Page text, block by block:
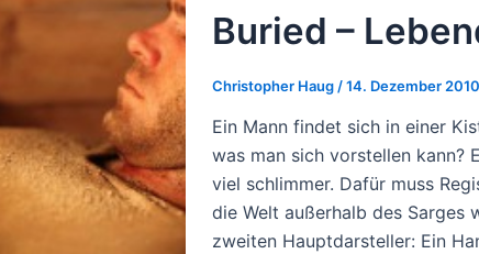
Buried –
Christopher Haug /14. Dezember 2010
Ein Mann findet sich in einer
was man sich vorstellen kann?
viel schlimmer. Dafür muss
die Welt außerhalb des Sarges
zweiten Hauptdarsteller: Ein